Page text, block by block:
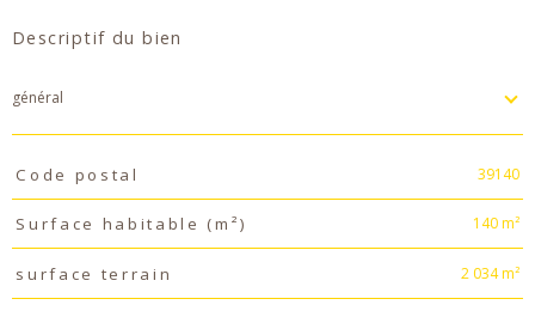
Descriptif du bien
général
TRAD_PAMPERO_Caracteristique
Code postal 39140
Surface habitable (m²) 140 m²
surface terrain 2 034 m²